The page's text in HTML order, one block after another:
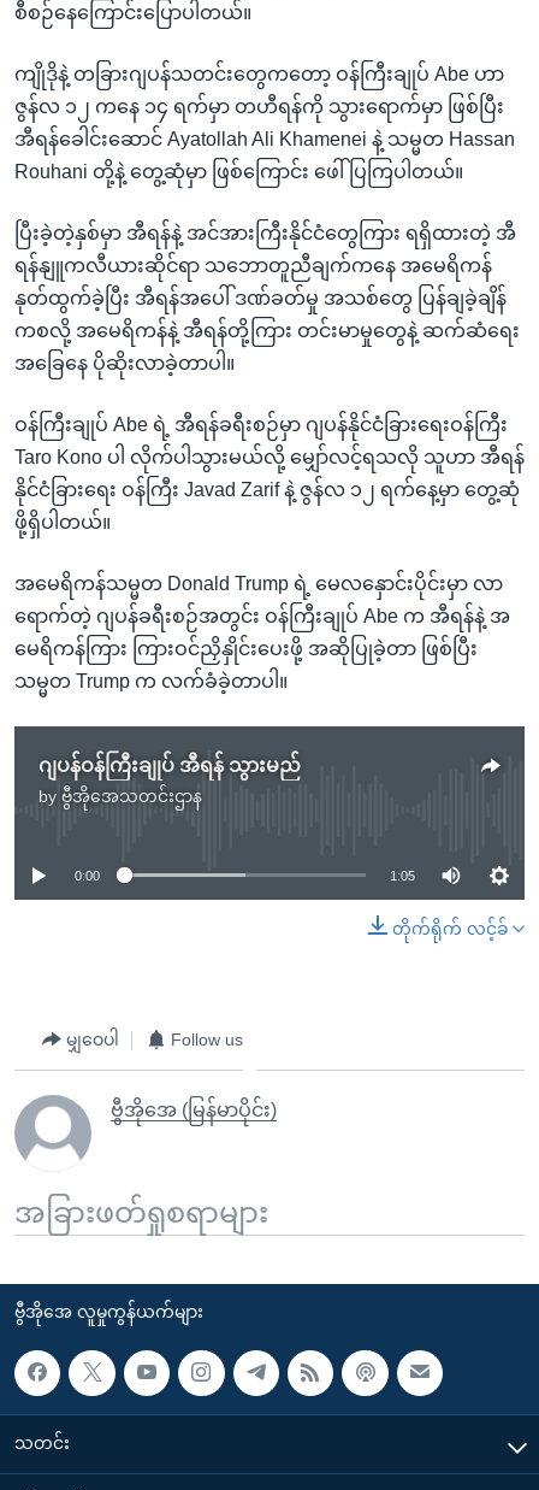
စီစဉ်နေကြောင်းပြောပါတယ်။
ကျိုဒိုနဲ့ တခြားဂျပန်သတင်းတွေကတော့ ဝန်ကြီးချုပ် Abe ဟာ
ဇွန်လ ၁၂ ကနေ ၁၄ ရက်မှာ တဟီရန်ကို သွားရောက်မှာ ဖြစ်ပြီး
အီရန်ခေါင်းဆောင် Ayatollah Ali Khamenei နဲ့ သမ္မတ Hassan
Rouhani တို့နဲ့ တွေ့ဆုံမှာ ဖြစ်ကြောင်း ဖေါ်ပြကြပါတယ်။
ပြီးခဲ့တဲ့နှစ်မှာ အီရန်နဲ့ အင်အားကြီးနိုင်ငံတွေကြား ရရှိထားတဲ့ အီ
ရန်နျူကလီယားဆိုင်ရာ သဘောတူညီချက်ကနေ အမေရိကန်
နုတ်ထွက်ခဲ့ပြီး အီရန်အပေါ် ဒဏ်ခတ်မှု အသစ်တွေ ပြန်ချခဲ့ချိန်
ကစလို့ အမေရိကန်နဲ့ အီရန်တို့ကြား တင်းမာမှုတွေနဲ့ ဆက်ဆံရေး
အခြေနေ ပိုဆိုးလာခဲ့တာပါ။
ဝန်ကြီးချုပ် Abe ရဲ့ အီရန်ခရီးစဉ်မှာ ဂျပန်နိုင်ငံခြားရေးဝန်ကြီး
Taro Kono ပါ လိုက်ပါသွားမယ်လို့ မျှော်လင့်ရသလို သူဟာ အီရန်
နိုင်ငံခြားရေး ဝန်ကြီး Javad Zarif နဲ့ ဇွန်လ ၁၂ ရက်နေ့မှာ တွေ့ဆုံ
ဖို့ရှိပါတယ်။
အမေရိကန်သမ္မတ Donald Trump ရဲ့ မေလနှောင်းပိုင်းမှာ လာ
ရောက်တဲ့ ဂျပန်ခရီးစဉ်အတွင်း ဝန်ကြီးချုပ် Abe က အီရန်နဲ့ အ
မေရိကန်ကြား ကြားဝင်ညှိနှိုင်းပေးဖို့ အဆိုပြုခဲ့တာ ဖြစ်ပြီး
သမ္မတ Trump က လက်ခံခဲ့တာပါ။
ဂျပန်ဝန်ကြီးချုပ် အီရန် သွားမည်
by ဗွီအိုအေသတင်းဌာန
No media source currently available
0:00 1:05
တိုက်ရိုက် လင့်ခ်
မျှဝေပါ Follow us
ဗွီအိုအေ (မြန်မာပိုင်း)
အခြားဖတ်ရှုစရာများ
ဗွီအိုအေ လူမှုကွန်ယက်များ
သတင်း